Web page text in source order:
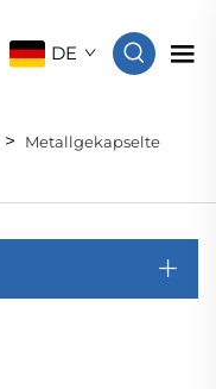
DE
>
Metallgekapselte